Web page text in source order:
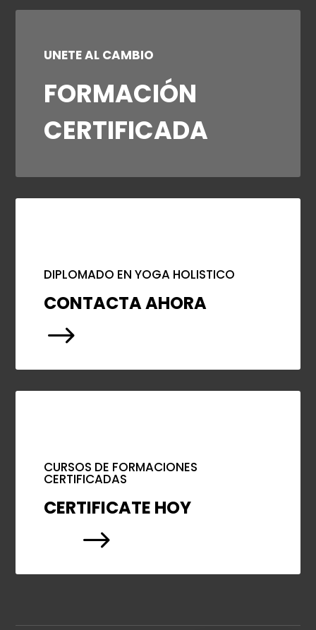
UNETE AL CAMBIO
FORMACIÓN
CERTIFICADA
DIPLOMADO EN YOGA HOLISTICO
CONTACTA AHORA
$
CURSOS DE FORMACIONES
CERTIFICADAS
CERTIFICATE HOY
$